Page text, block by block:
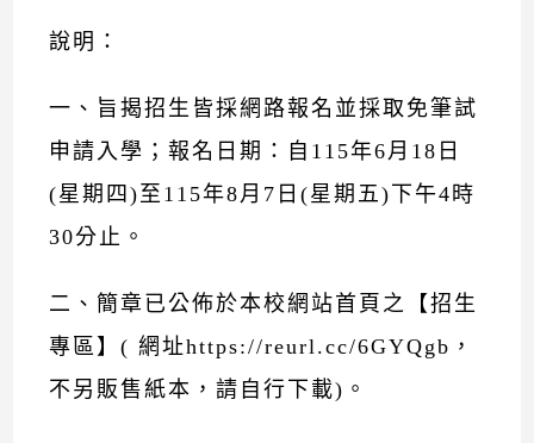
說明：
一、旨揭招生皆採網路報名並採取免筆試
申請入學；報名日期：自115年6月18日
(星期四)至115年8月7日(星期五)下午4時
30分止。
二、簡章已公佈於本校網站首頁之【招生
專區】( 網址https://reurl.cc/6GYQgb，
不另販售紙本，請自行下載)。